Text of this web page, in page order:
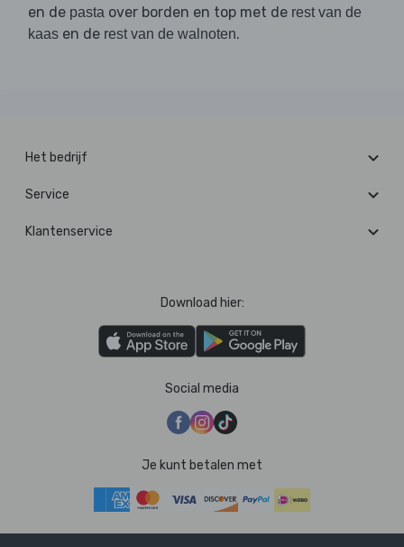
en de pasta over borden en top met de rest van de
kaas en de rest van de walnoten.
Het bedrijf
Service
Klantenservice
Download hier:
Social media
Je kunt betalen met